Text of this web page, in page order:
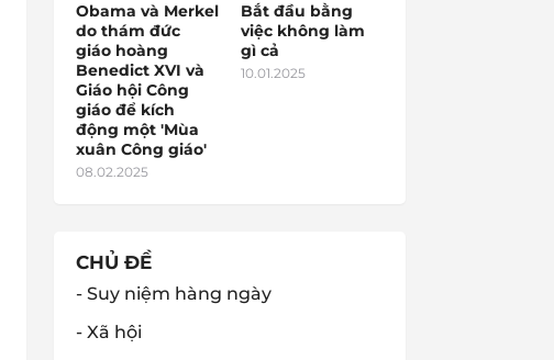
Obama và Merkel
do thám đức
giáo hoàng
Benedict XVI và
Giáo hội Công
giáo để kích
động một 'Mùa
xuân Công giáo'
08.02.2025
Bắt đầu bằng
việc không làm
gì cả
10.01.2025
CHỦ ĐỀ
- Suy niệm hàng ngày
- Xã hội